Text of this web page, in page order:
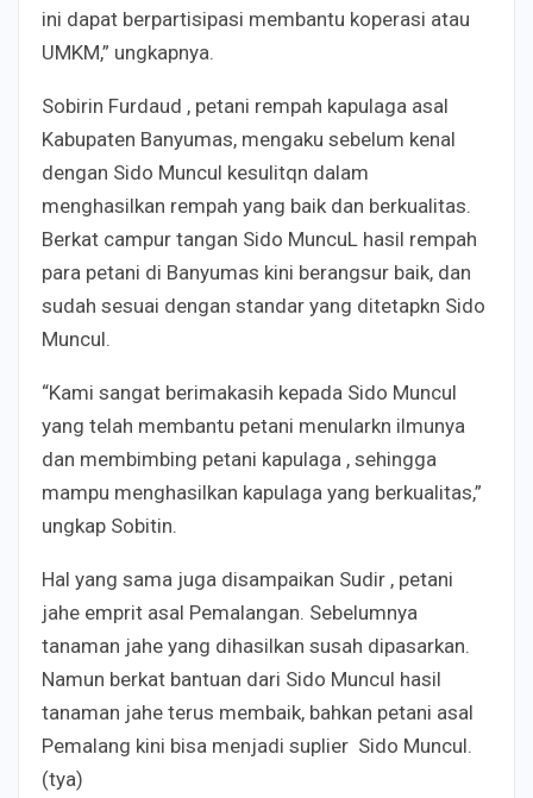
ini dapat berpartisipasi membantu koperasi atau
UMKM,” ungkapnya.
Sobirin Furdaud , petani rempah kapulaga asal
Kabupaten Banyumas, mengaku sebelum kenal
dengan Sido Muncul kesulitqn dalam
menghasilkan rempah yang baik dan berkualitas.
Berkat campur tangan Sido MuncuL hasil rempah
para petani di Banyumas kini berangsur baik, dan
sudah sesuai dengan standar yang ditetapkn Sido
Muncul.
“Kami sangat berimakasih kepada Sido Muncul
yang telah membantu petani menularkn ilmunya
dan membimbing petani kapulaga , sehingga
mampu menghasilkan kapulaga yang berkualitas,”
ungkap Sobitin.
Hal yang sama juga disampaikan Sudir , petani
jahe emprit asal Pemalangan. Sebelumnya
tanaman jahe yang dihasilkan susah dipasarkan.
Namun berkat bantuan dari Sido Muncul hasil
tanaman jahe terus membaik, bahkan petani asal
Pemalang kini bisa menjadi suplier Sido Muncul.
(tya)